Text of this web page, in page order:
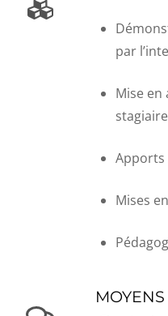
par
Mise
Mises